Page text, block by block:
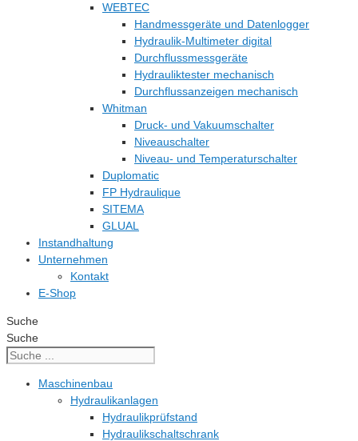
WEBTEC
Handmessgeräte und Datenlogger
Hydraulik-Multimeter digital
Durchflussmessgeräte
Hydrauliktester mechanisch
Durchflussanzeigen mechanisch
Whitman
Druck- und Vakuumschalter
Niveauschalter
Niveau- und Temperaturschalter
Duplomatic
FP Hydraulique
SITEMA
GLUAL
Instandhaltung
Unternehmen
Kontakt
E-Shop
Suche
Suche
Maschinenbau
Hydraulikanlagen
Hydraulikprüfstand
Hydraulikschaltschrank